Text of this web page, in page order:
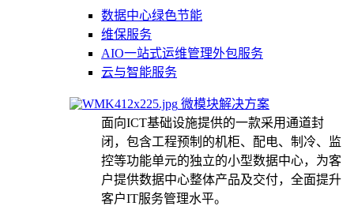
数据中心绿色节能
维保服务
AIO一站式运维管理外包服务
云与智能服务
微模块解决方案
面向ICT基础设施提供的一款采用通道封
闭，包含工程预制的机柜、配电、制冷、监
控等功能单元的独立的小型数据中心，为客
户提供数据中心整体产品及交付，全面提升
客户IT服务管理水平。